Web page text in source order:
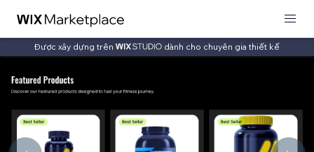
Được xây dựng trên dành cho chuyên gia thiết kế